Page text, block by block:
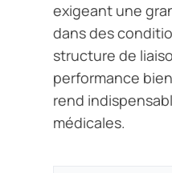
exigeant une
dans des
structure de
performance
rend
médicales.